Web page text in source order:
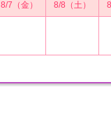
8/7（金） 8/8（土）